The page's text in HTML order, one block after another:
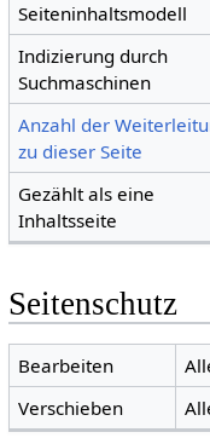
Seiteninhaltsmodell
Indizierung durch
Suchmaschinen
Anzahl der
zu dieser Seite
Gezählt als eine
Inhaltsseite
Seitenschutz
Bearbeiten
Verschieben